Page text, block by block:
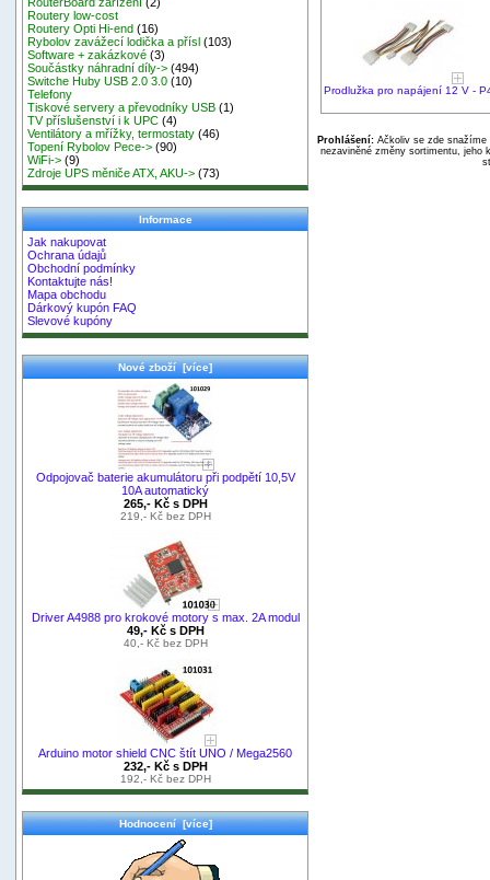
Routery low-cost
Routery Opti Hi-end (16)
Rybolov zavážecí lodička a přísl (103)
Software + zakázkové (3)
Součástky náhradní díly-> (494)
Switche Huby USB 2.0 3.0 (10)
Telefony
Tiskové servery a převodníky USB (1)
TV příslušenství i k UPC (4)
Ventilátory a mřížky, termostaty (46)
Topení Rybolov Pece-> (90)
WiFi-> (9)
Zdroje UPS měniče ATX, AKU-> (73)
Informace
Jak nakupovat
Ochrana údajů
Obchodní podmínky
Kontaktujte nás!
Mapa obchodu
Dárkový kupón FAQ
Slevové kupóny
Nové zboží [více]
Odpojovač baterie akumulátoru při podpětí 10,5V
10A automatický
265,- Kč s DPH
219,- Kč bez DPH
Driver A4988 pro krokové motory s max. 2A modul
49,- Kč s DPH
40,- Kč bez DPH
Arduino motor shield CNC štít UNO / Mega2560
232,- Kč s DPH
192,- Kč bez DPH
Hodnocení [více]
Prodlužka pro napájení 12 V -
Prohlášení:Ačkoliv se zde snažíme
nezaviněné změny sortimentu, jeho